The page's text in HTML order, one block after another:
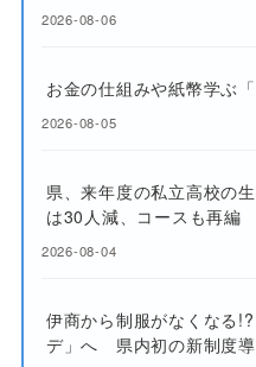
2026-08-06
お金の仕組みや紙幣学ぶ
2026-08-05
県、来年度の私立高校の
は30人減、コースも再編
2026-08-04
伊商から制服がなくなる
デ」へ 県内初の新制度導